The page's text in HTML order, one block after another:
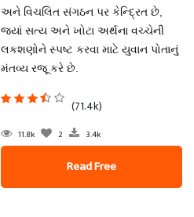
અને વિચલિત સંગઠન પર કેન્દ્રિત છે,
જ્યાં સત્ય અને ખોટા અર્થના વચ્ચેની
લકશણોને સ્પષ્ટ કરવા માટે યુવાન પોતાનું
મંતવ્ય રજૂ કરે છે.
(71.4k)
11.8k 2 3.4k
Read Free